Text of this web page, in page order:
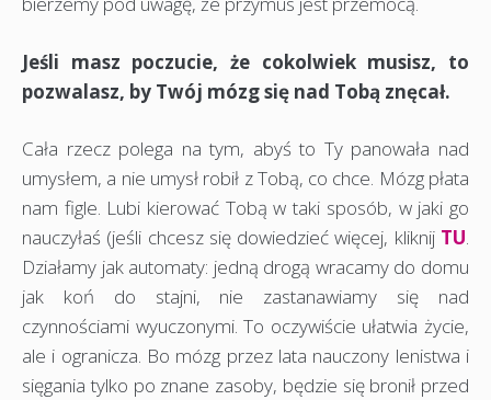
Jeśli masz poczucie, że cokolwiek musisz, to
pozwalasz, by Twój mózg się nad Tobą znęcał.
Cała rzecz polega na tym, abyś to Ty panowała nad
umysłem, a nie umysł robił z Tobą, co chce. Mózg płata
nam figle. Lubi kierować Tobą w taki sposób, w jaki go
nauczyłaś (jeśli chcesz się dowiedzieć więcej, kliknij TU.
Działamy jak automaty: jedną drogą wracamy do domu
jak koń do stajni, nie zastanawiamy się nad
czynnościami wyuczonymi. To oczywiście ułatwia życie,
ale i ogranicza. Bo mózg przez lata nauczony lenistwa i
sięgania tylko po znane zasoby, będzie się bronił przed